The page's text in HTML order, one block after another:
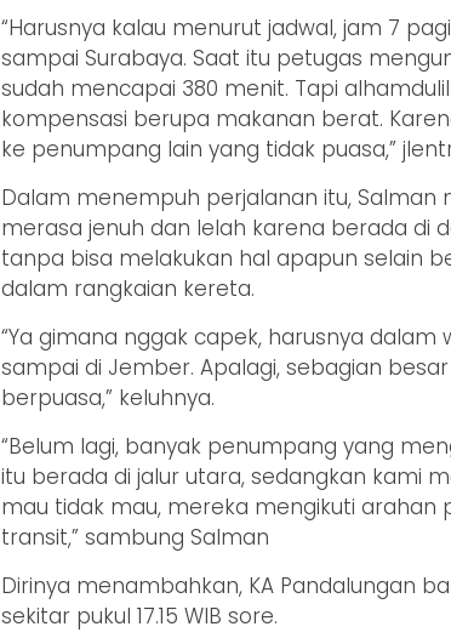
“Harusnya kalau menurut jadwal, jam 7
sampai Surabaya. Saat itu petugas
sudah mencapai 380 menit. Tapi
kompensasi berupa makanan berat.
ke penumpang lain yang tidak puasa,”
Dalam menempuh perjalanan itu, Salman
merasa jenuh dan lelah karena berada di
tanpa bisa melakukan hal apapun selain
dalam rangkaian kereta.
“Ya gimana nggak capek, harusnya dalam
sampai di Jember. Apalagi, sebagian
berpuasa,” keluhnya.
“Belum lagi, banyak penumpang yang
itu berada di jalur utara, sedangkan kami
mau tidak mau, mereka mengikuti arahan
transit,” sambung Salman
Dirinya menambahkan, KA Pandalungan
sekitar pukul 17.15 WIB sore.